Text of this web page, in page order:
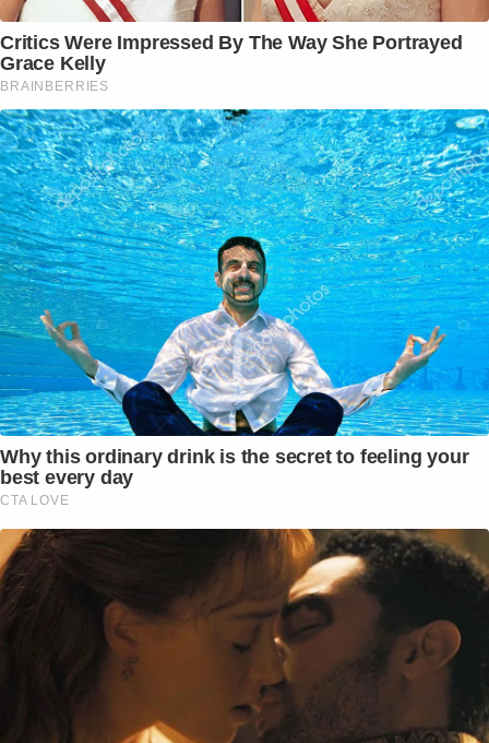
Critics Were Impressed By The Way She Portrayed
Grace Kelly
BRAINBERRIES
Why this ordinary drink is the secret to feeling your
best every day
CTA LOVE